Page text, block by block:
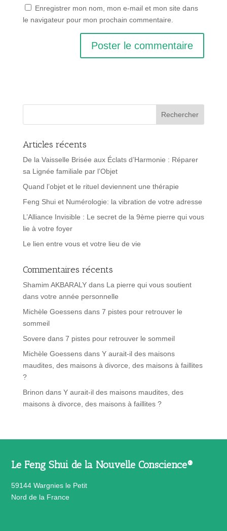
Enregistrer mon nom, mon e-mail et mon site dans
le navigateur pour mon prochain commentaire.
Articles récents
De la Vaisselle Brisée aux Éclats d’Harmonie : Réparer
sa Lignée familiale par l’Objet
Quand l’objet et le rituel deviennent une thérapie
Feng Shui et Numérologie: la vibration de votre adresse
L’Alliance Invisible : Le secret de la 9ème pierre qui vous
lie à votre foyer
Le lien entre vous et votre lieu de vie
Commentaires récents
Shamim AKBARALYdans La pierre qui vous soutient
dans votre année personnelle
Michèle Goessensdans 7 pistes pour retrouver le
sommeil
Sovere dans 7 pistes pour retrouver le sommeil
Michèle Goessensdans Y aurait-il des maisons
maudites, des maisons à divorce, des maisons à faillites
?
Brinon dans Y aurait-il des maisons maudites, des
maisons à divorce, des maisons à faillites ?
Le Feng Shui de la Nouvelle Conscience®
59144 Wargnies le Petit
Nord de la France